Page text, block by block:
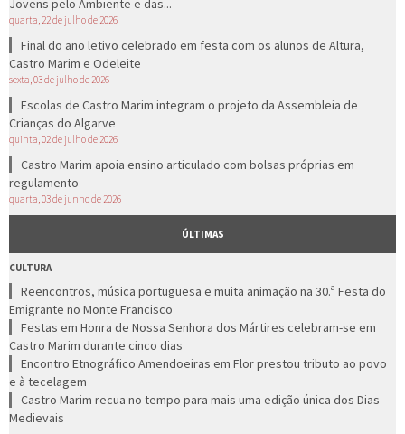
Jovens pelo Ambiente e das...
quarta, 22 de julho de 2026
Final do ano letivo celebrado em festa com os alunos de Altura,
Castro Marim e Odeleite
sexta, 03 de julho de 2026
Escolas de Castro Marim integram o projeto da Assembleia de
Crianças do Algarve
quinta, 02 de julho de 2026
Castro Marim apoia ensino articulado com bolsas próprias em
regulamento
quarta, 03 de junho de 2026
ÚLTIMAS
CULTURA
Reencontros, música portuguesa e muita animação na 30.ª Festa do
Emigrante no Monte Francisco
Festas em Honra de Nossa Senhora dos Mártires celebram-se em
Castro Marim durante cinco dias
Encontro Etnográfico Amendoeiras em Flor prestou tributo ao povo
e à tecelagem
Castro Marim recua no tempo para mais uma edição única dos Dias
Medievais